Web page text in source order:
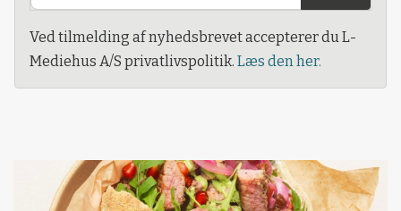
Ved tilmelding af nyhedsbrevet accepterer du L-
Mediehus A/S privatlivspolitik. Læs den her.